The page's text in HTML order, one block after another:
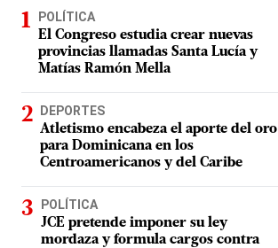
POLÍTICA
El Congreso estudia crear nuevas
provincias llamadas Santa Lucía y
Matías Ramón Mella
DEPORTES
Atletismo encabeza el aporte del oro
para Dominicana en los
Centroamericanos y del Caribe
POLÍTICA
JCE pretende imponer su ley
mordaza y formula cargos contra